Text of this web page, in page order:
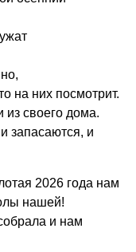
на них посмотрит.
из своего дома.
запасаются, и
2026 года нам
нашей!
и нам